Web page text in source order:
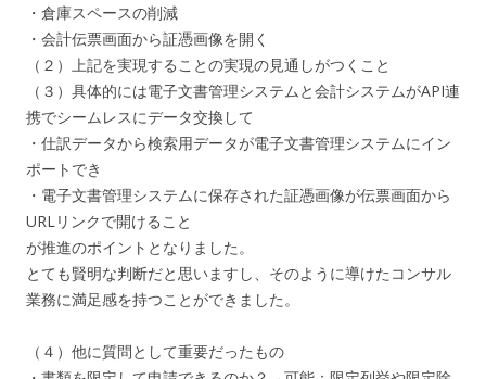
・倉庫スペースの削減
・会計伝票画面から証憑画像を開く
（２）上記を実現することの実現の見通しがつくこと
（３）具体的には電子文書管理システムと会計システムがAPI連
携でシームレスにデータ交換して
・仕訳データから検索用データが電子文書管理システムにイン
ポートでき
・電子文書管理システムに保存された証憑画像が伝票画面から
URLリンクで開けること
が推進のポイントとなりました。
とても賢明な判断だと思いますし、そのように導けたコンサル
業務に満足感を持つことができました。
（４）他に質問として重要だったもの